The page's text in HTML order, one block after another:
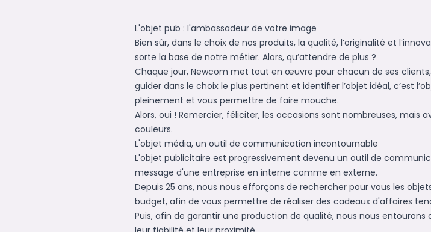
L'objet pub : l'ambassadeur de votre image
Bien sûr, dans le choix de nos produits, la qualité, l’originalité et
sorte la base de notre métier. Alors, qu’attendre de plus ?
Chaque jour, Newcom met tout en œuvre pour chacun de ses
guider dans le choix le plus pertinent et identiﬁer l’objet idéal, c’est
pleinement et vous permettre de faire mouche.
Alors, oui ! Remercier, féliciter, les occasions sont nombreuses, mais
couleurs.
L'objet média, un outil de communication incontournable
L'objet publicitaire est progressivement devenu un outil de
message d'une entreprise en interne comme en externe.
Depuis 25 ans, nous nous efforçons de rechercher pour vous les
budget, afin de vous permettre de réaliser des cadeaux d'affaires
Puis, afin de garantir une production de qualité, nous nous